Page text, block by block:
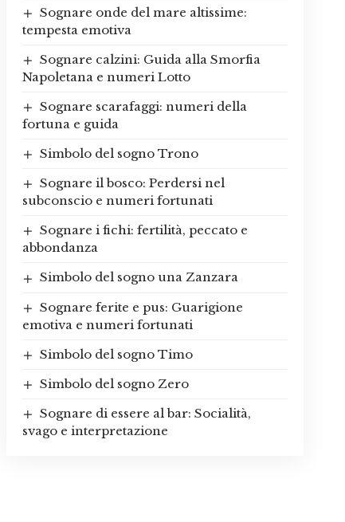
Sognare onde del mare altissime:
tempesta emotiva
Sognare calzini: Guida alla Smorfia
Napoletana e numeri Lotto
Sognare scarafaggi: numeri della
fortuna e guida
Simbolo del sogno Trono
Sognare il bosco: Perdersi nel
subconscio e numeri fortunati
Sognare i fichi: fertilità, peccato e
abbondanza
Simbolo del sogno una Zanzara
Sognare ferite e pus: Guarigione
emotiva e numeri fortunati
Simbolo del sogno Timo
Simbolo del sogno Zero
Sognare di essere al bar: Socialità,
svago e interpretazione